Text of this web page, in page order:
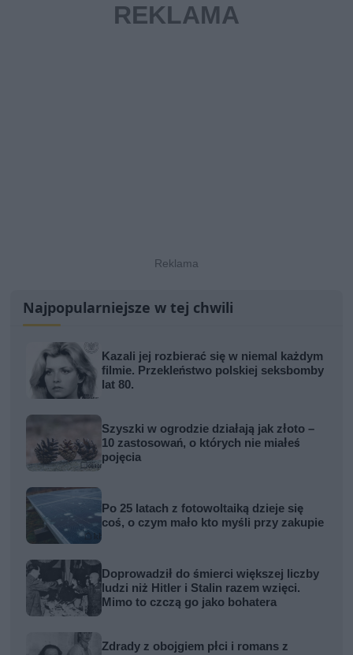
Najpopularniejsze w tej chwili
Kazali jej rozbierać się w niemal każdym
filmie. Przekleństwo polskiej seksbomby
lat 80.
Szyszki w ogrodzie działają jak złoto –
10 zastosowań, o których nie miałeś
pojęcia
Po 25 latach z fotowoltaiką dzieje się
coś, o czym mało kto myśli przy zakupie
Doprowadził do śmierci większej liczby
ludzi niż Hitler i Stalin razem wzięci.
Mimo to czczą go jako bohatera
Zdrady z obojgiem płci i romans z